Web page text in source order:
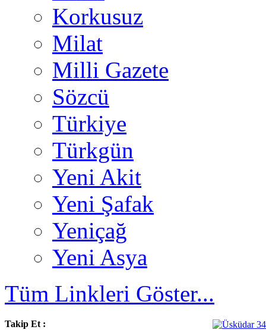
Korkusuz
Milat
Milli Gazete
Sözcü
Türkiye
Türkgün
Yeni Akit
Yeni Şafak
Yeniçağ
Yeni Asya
Tüm Linkleri Göster...
Takip Et :